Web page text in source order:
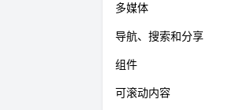
多媒体
导航、搜索和分享
组件
可滚动内容